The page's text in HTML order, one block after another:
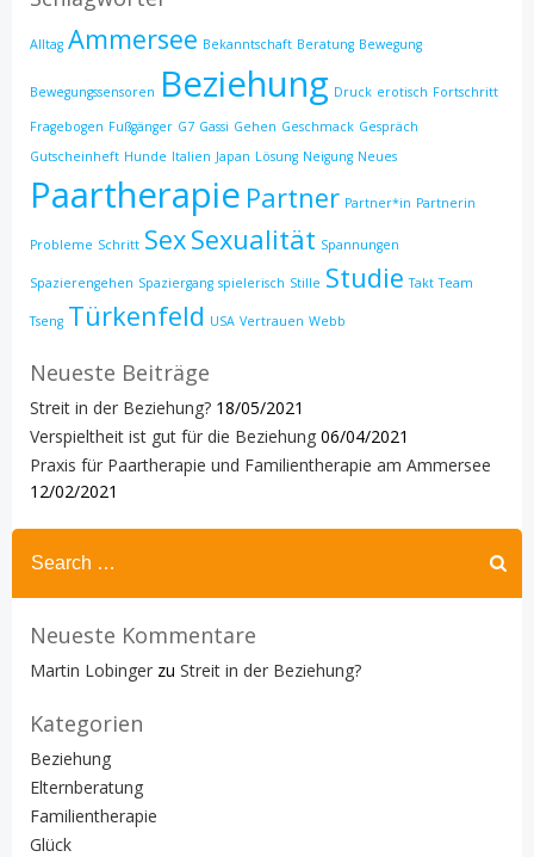
Alltag Ammersee Bekanntschaft Beratung Bewegung
Bewegungssensoren Beziehung Druck erotisch Fortschritt
Fragebogen Fußgänger G7 Gassi Gehen Geschmack Gespräch
Gutscheinheft Hunde Italien Japan Lösung Neigung Neues
Paartherapie Partner Partner*in Partnerin
Probleme Schritt SexSexualität Spannungen
Spazierengehen Spaziergang spielerisch Stille Studie Takt Team
Tseng Türkenfeld USA Vertrauen Webb
Neueste Beiträge
Streit in der Beziehung? 18/05/2021
Verspieltheit ist gut für die Beziehung 06/04/2021
Praxis für Paartherapie und Familientherapie am Ammersee
12/02/2021
Search
for:
Neueste Kommentare
Martin Lobinger zu Streit in der Beziehung?
Kategorien
Beziehung
Elternberatung
Familientherapie
Glück